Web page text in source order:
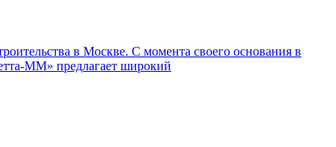
в Москве. С момента своего основания в
ММ» предлагает широкий